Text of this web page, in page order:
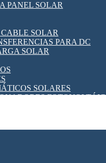
PANEL SOLAR
SOLAR
PARA DC
SOLAR
SOLARES